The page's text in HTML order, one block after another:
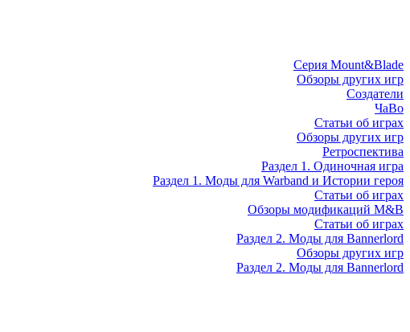
Серия Mount&Blade
Обзоры других игр
Создатели
ЧаВо
Статьи об играх
Обзоры других игр
Ретроспектива
Раздел 1. Одиночная игра
Раздел 1. Моды для Warband и Истории героя
Статьи об играх
Обзоры модификаций M&B
Статьи об играх
Раздел 2. Моды для Bannerlord
Обзоры других игр
Раздел 2. Моды для Bannerlord